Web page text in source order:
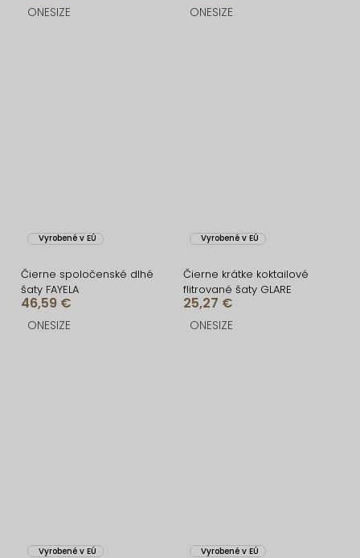
ONESIZE ONESIZE
Vyrobené v EÚ
Čierne spoločenské dlhé
šaty FAYELA
46,59 €
ONESIZE
Vyrobené v EÚ
Čierne krátke koktailové
flitrované šaty GLARE
25,27 €
ONESIZE
Vyrobené v EÚ Vyrobené v EÚ